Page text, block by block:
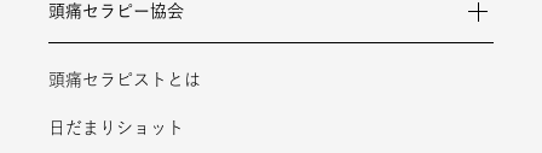
頭痛セラピー協会
頭痛セラピストとは
日だまりショット